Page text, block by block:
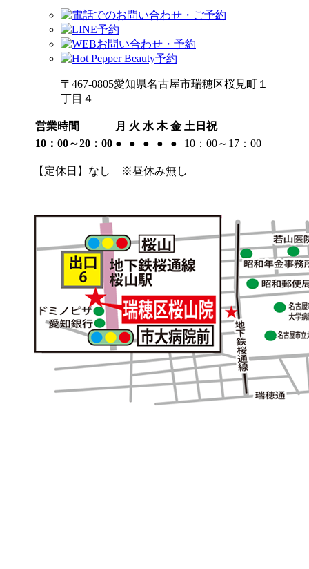
〒467-0805愛知県名古屋市瑞穂区桜見町１
丁目４
営業時間 月 火 水 木 金 土日祝
10：00～20：00 ● ● ● ● ● 10：00～17：00
【定休日】なし ※昼休み無し